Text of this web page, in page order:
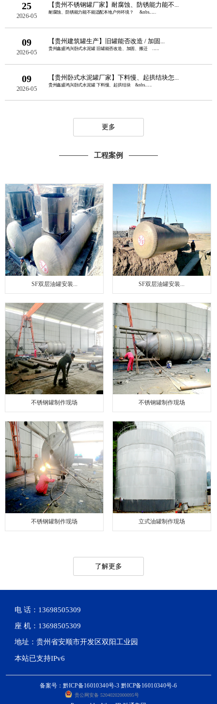
25
2026-05
【贵州不锈钢罐厂家】耐腐蚀、防锈能力能不...
耐腐蚀、防锈能力能不能适配本地户外环境？ &nbs......
09
2026-05
【贵州建筑罐生产】旧罐能否改造 / 加固...
贵州鑫盛鸿兴卧式水泥罐 旧罐能否改造、加固、搬迁 ......
09
2026-05
【贵州卧式水泥罐厂家】下料慢、起拱结块怎...
贵州鑫盛鸿兴卧式水泥罐 下料慢、起拱结块 &nbs......
更多
工程案例
SF双层油罐安装... SF双层油罐安装...
不锈钢罐制作现场 不锈钢罐制作现场
不锈钢罐制作现场 立式油罐制作现场
了解更多
电 话：13698505309
座 机：13698505309
地址：贵州省安顺市开发区双阳工业园
本站已支持IPv6
备案号：黔ICP备16010340号-3 黔ICP备16010340号-6
贵公网安备 52040202000095号